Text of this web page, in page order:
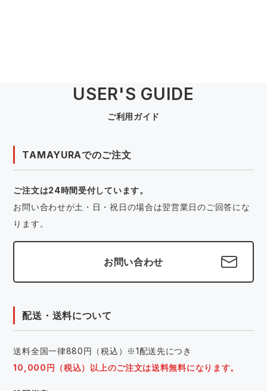
USER'S GUIDE
ご利用ガイド
TAMAYURAでのご注文
ご注文は24時間受付しています。
お問い合わせが土・日・祝日の場合は翌営業日のご回答にな
ります。
お問い合わせ
配送・送料について
送料全国一律880円（税込）※1配送先につき
10,000円（税込）以上のご注文は送料無料になります。